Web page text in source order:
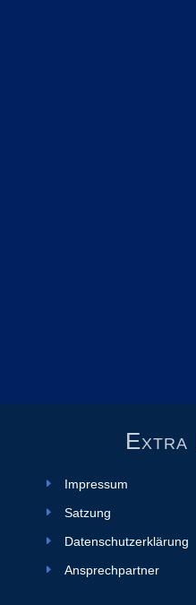
Extra
Impressum
Satzung
Datenschutzerklärung
Ansprechpartner